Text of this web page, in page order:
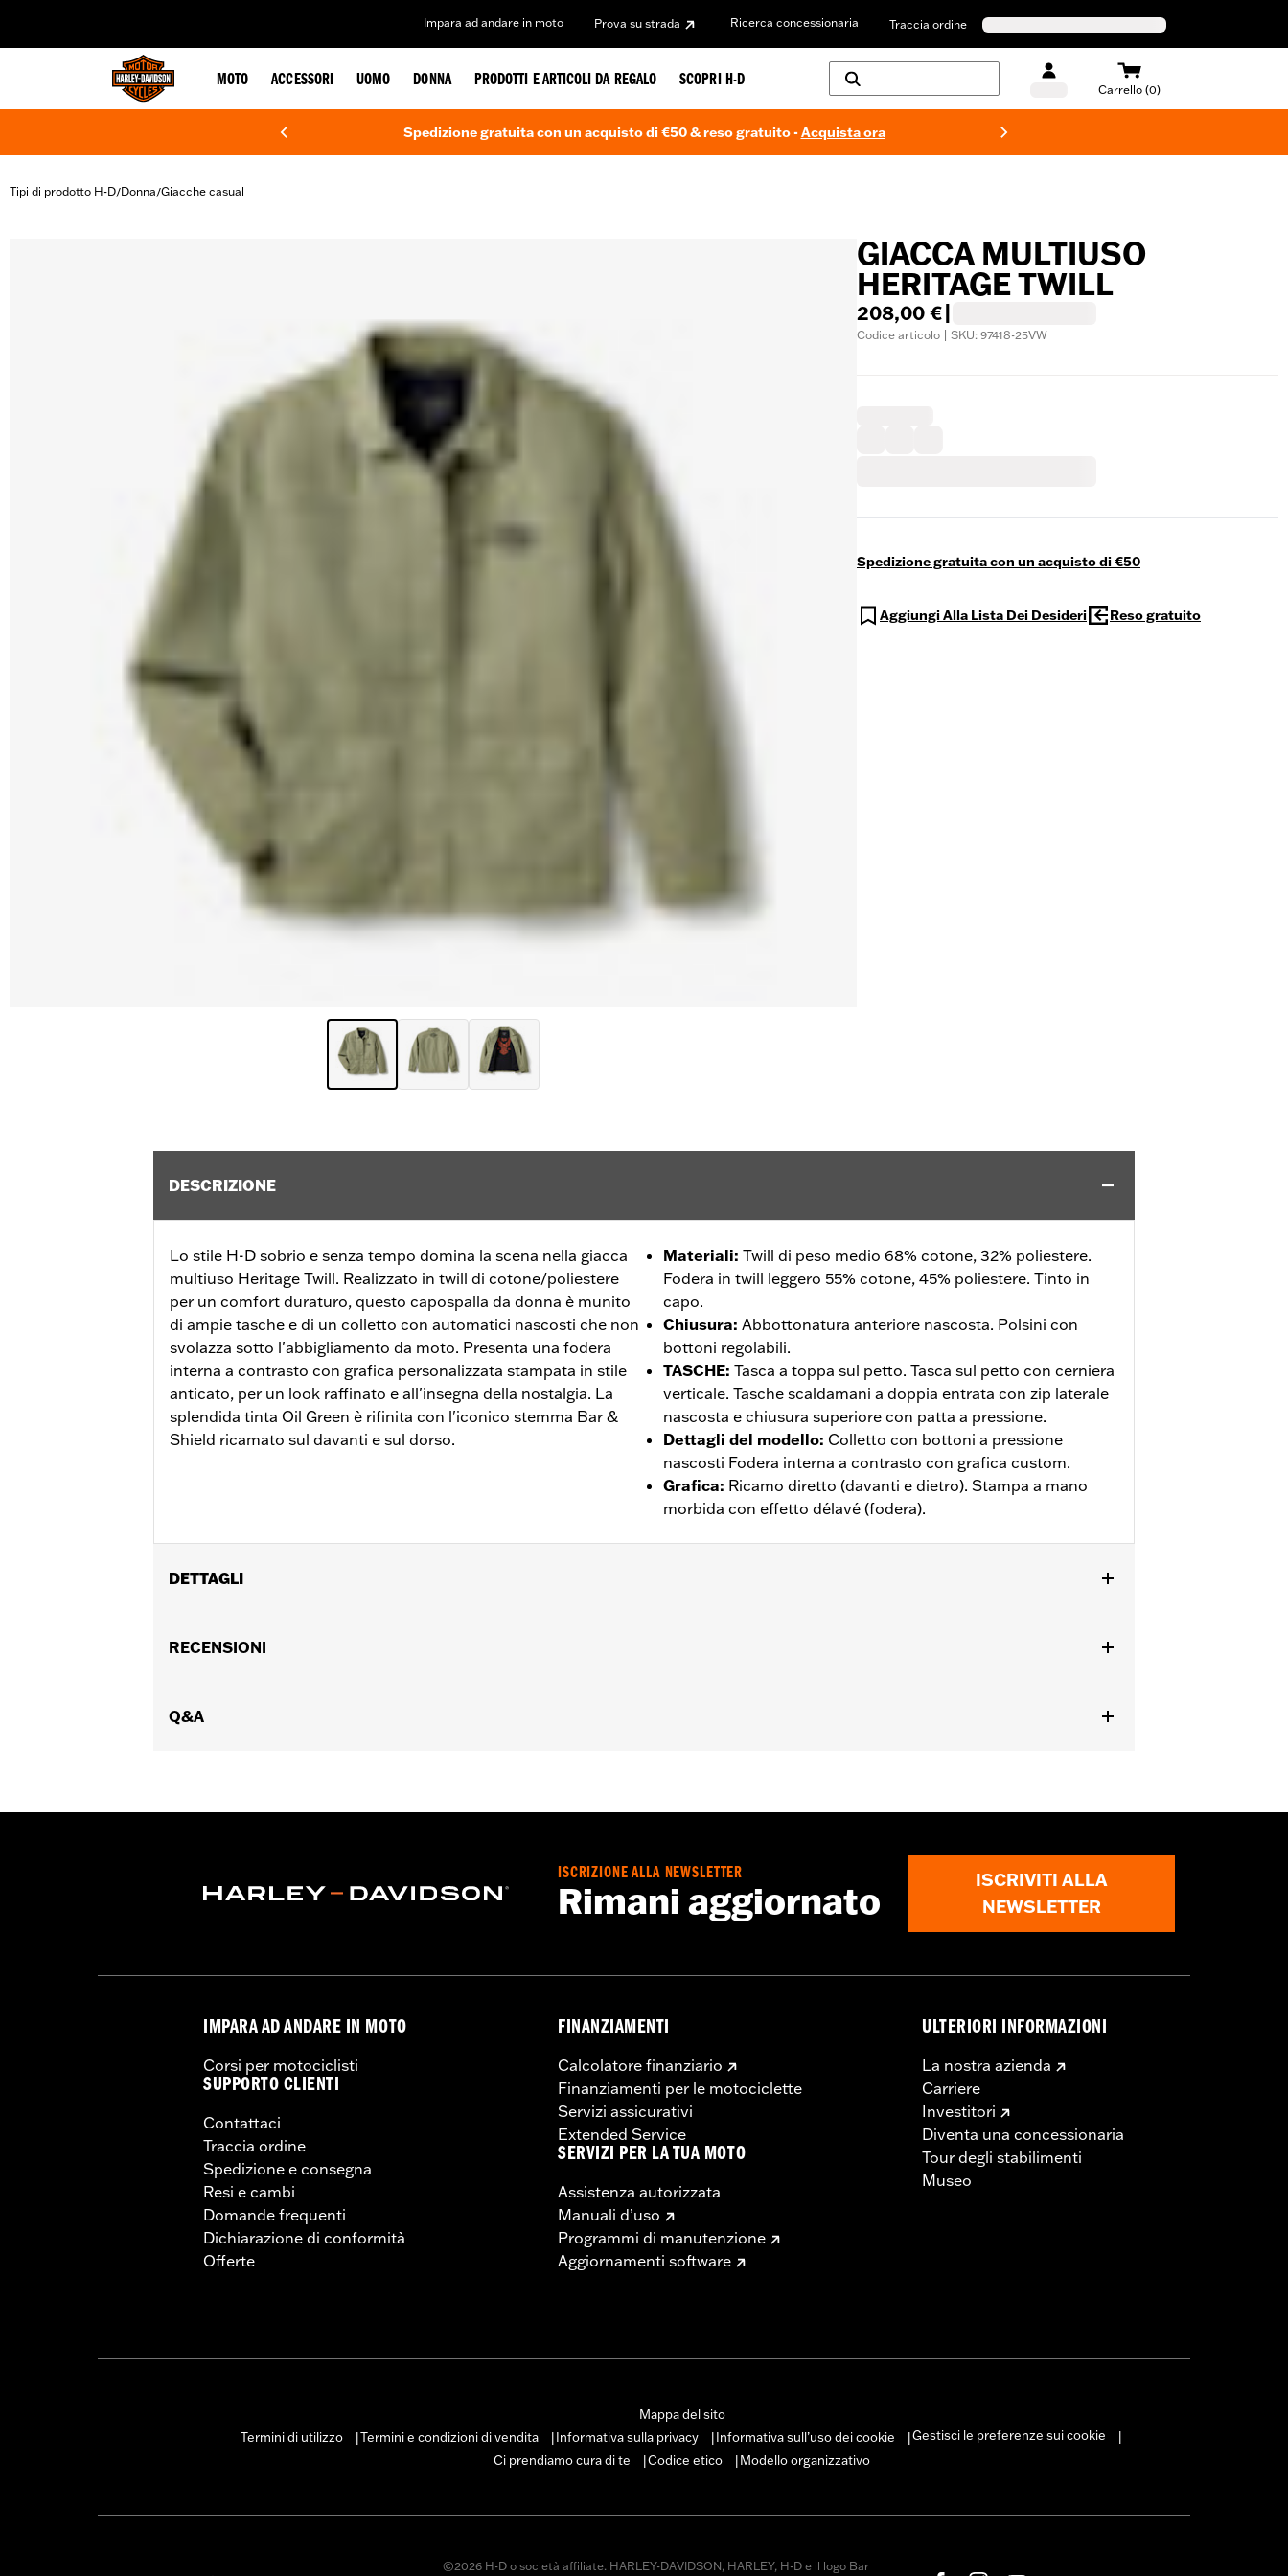
Impara ad andare in moto Prova su strada Ricerca concessionaria Traccia ordine
MOTO ACCESSORI UOMO DONNA PRODOTTI E ARTICOLI DA REGALO SCOPRI H-D
Carrello (0)
Spedizione gratuita con un acquisto di €50 & reso gratuito -Acquista ora
Tipi di prodotto H-D/Donna/Giacche casual
GIACCA MULTIUSO
HERITAGE TWILL
208,00 €
Codice articolo | SKU: 97418-25VW
Spedizione gratuita con un acquisto di €50
Aggiungi Alla Lista Dei Desideri Reso gratuito
DESCRIZIONE
Lo stile H-D sobrio e senza tempo domina la scena nella giacca
multiuso Heritage Twill. Realizzato in twill di cotone/poliestere
per un comfort duraturo, questo capospalla da donna è munito
di ampie tasche e di un colletto con automatici nascosti che non
svolazza sotto l'abbigliamento da moto. Presenta una fodera
interna a contrasto con grafica personalizzata stampata in stile
anticato, per un look raffinato e all'insegna della nostalgia. La
splendida tinta Oil Green è rifinita con l'iconico stemma Bar &
Shield ricamato sul davanti e sul dorso.
Materiali: Twill di peso medio 68% cotone, 32% poliestere.
Fodera in twill leggero 55% cotone, 45% poliestere. Tinto in
capo.
Chiusura: Abbottonatura anteriore nascosta. Polsini con
bottoni regolabili.
TASCHE: Tasca a toppa sul petto. Tasca sul petto con cerniera
verticale. Tasche scaldamani a doppia entrata con zip laterale
nascosta e chiusura superiore con patta a pressione.
Dettagli del modello: Colletto con bottoni a pressione
nascosti Fodera interna a contrasto con grafica custom.
Grafica: Ricamo diretto (davanti e dietro). Stampa a mano
morbida con effetto délavé (fodera).
DETTAGLI
Caratteristiche funzionali:
RECENSIONI
Q&A
ISCRIZIONE ALLA NEWSLETTER
Rimani aggiornato
ISCRIVITI ALLA
NEWSLETTER
IMPARA AD ANDARE IN MOTO
Corsi per motociclisti
SUPPORTO CLIENTI
Contattaci
Traccia ordine
Spedizione e consegna
Resi e cambi
Domande frequenti
Dichiarazione di conformità
Offerte
FINANZIAMENTI
Calcolatore finanziario
Finanziamenti per le motociclette
Servizi assicurativi
Extended Service
SERVIZI PER LA TUA MOTO
Assistenza autorizzata
Manuali d’uso
Programmi di manutenzione
Aggiornamenti software
ULTERIORI INFORMAZIONI
La nostra azienda
Carriere
Investitori
Diventa una concessionaria
Tour degli stabilimenti
Museo
Mappa del sito
Termini di utilizzo
Termini e condizioni di vendita Informativa sulla privacy Informativa sull’uso dei cookie Gestisci le preferenze sui cookie
Ci prendiamo cura di te
Codice etico Modello organizzativo
©2026 H-D o società affiliate. HARLEY-DAVIDSON, HARLEY, H-D e il logo Bar